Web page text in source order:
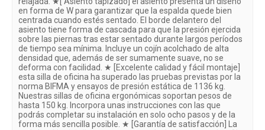
en forma de W para garantizar que la espalda quede bien
centrada cuando estés sentado. El borde delantero del
asiento tiene forma de cascada para que la presión ejercida
sobre las piernas tras estar sentado durante largos períodos
de tiempo sea mínima. Incluye un cojín acolchado de alta
densidad que, además de ser sumamente suave, no se
deforma con facilidad. ★ [Excelente calidad y fácil montaje]
esta silla de oficina ha superado las pruebas previstas por la
norma BIFMA y ensayos de presión estática de 1136 kg.
Nuestras sillas de oficina ergonómicas soportan pesos de
hasta 150 kg. Incorpora unas instrucciones con las que
podrás completar su instalación en solo ocho pasos y de la
forma más sencilla posible. ★ [Garantía de satisfacción] La